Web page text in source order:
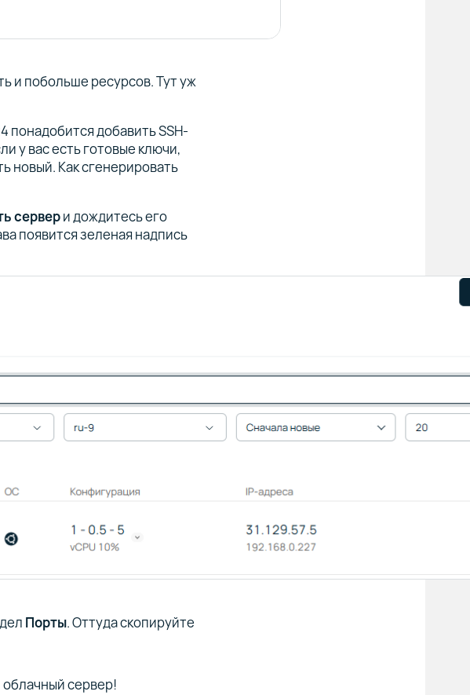
и побольше ресурсов. Тут уж
понадобится добавить SSH-
у вас есть готовые ключи,
новый. Как сгенерировать
сервери дождитесь его
появится зеленая надпись
Порты. Оттуда скопируйте
сервер!